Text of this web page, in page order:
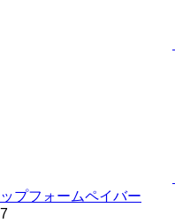
ップフォームペイバー
7